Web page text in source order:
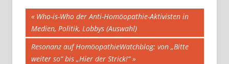
Beitragsnavigation
Vorheriger
Beitrag:
Who-is-Who der Anti-Homöopathie-Aktivisten in
Medien, Politik, Lobbys (Auswahl)
Nächster
Beitrag:
Resonanz auf HomöopathieWatchblog: von „Bitte
weiter so“ bis „Hier der Strick!“